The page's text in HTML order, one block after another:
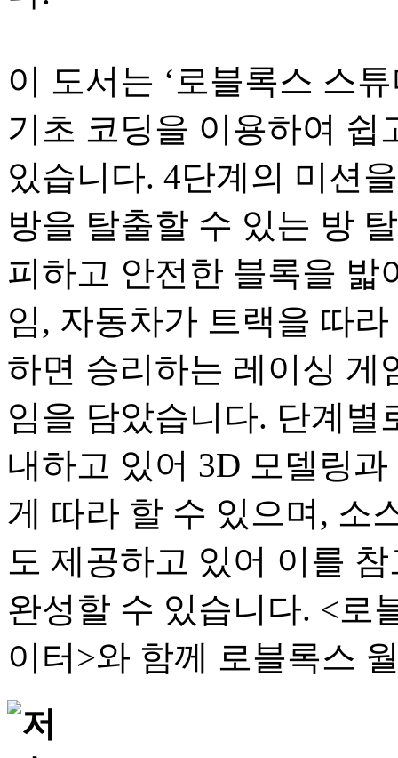
이 도서는 ‘로블록스 스
기초 코딩을 이용하여 쉽
있습니다. 4단계의 미션
방을 탈출할 수 있는 방
피하고 안전한 블록을 밟
임, 자동차가 트랙을 따
하면 승리하는 레이싱 게
임을 담았습니다. 단계별
내하고 있어 3D 모델링
게 따라 할 수 있으며, 소
도 제공하고 있어 이를
완성할 수 있습니다. <로
이터>와 함께 로블록스